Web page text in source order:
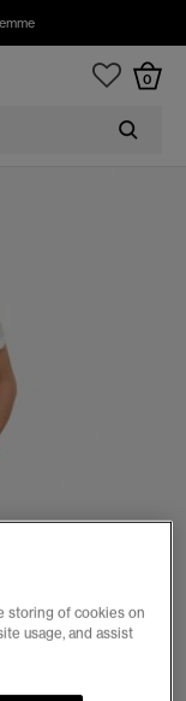
0
storing of cookies on
usage, and assist